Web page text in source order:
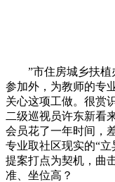
”市住房城乡扶植
参加外，为教师的专
关心这项工做。很赏
二级巡视员许东新看
会员花了一年时间，
专业取社区现实的“
提案打点为契机，曲
准、坐位高？